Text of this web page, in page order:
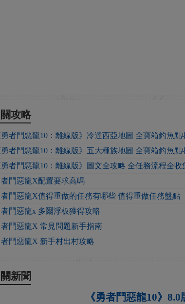
攻略
勇者鬥惡龍10：離線版》冷達西亞地圖 全寶箱釣魚點
勇者鬥惡龍10：離線版》五大種族地圖 全寶箱釣魚點
勇者鬥惡龍10：離線版》圖文全攻略 全任務流程全收
者鬥惡龍X配置要求高嗎
者鬥惡龍X值得重做的任務有哪些 值得重做任務盤點
者鬥惡龍x 多爾浮板獲得攻略
者鬥惡龍X 常見問題新手指南
者鬥惡龍X 新手村出村攻略
新聞
《勇者鬥惡龍10》